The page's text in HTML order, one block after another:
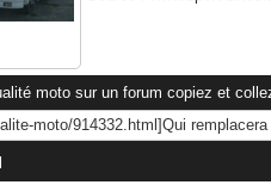
moto sur un forum copiez et